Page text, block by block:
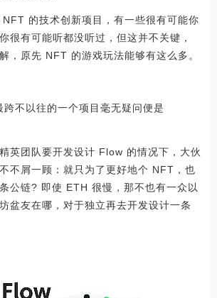
的技术创新项目，有一些很有可能你
很有可能听都没听过，但这并不关键，
，原先 NFT 的游戏玩法能够有这么多。
不以往的一个项目毫无疑问便是
英团队要开发设计 Flow 的情况下，大伙
不屑一顾：就只为了更好地个 NFT，也
公链? 即使 ETH 很慢，那不也有一众以
盆友在哪，对于独立再去开发设计一条